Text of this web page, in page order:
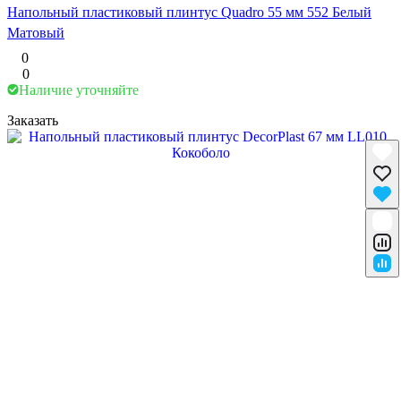
Напольный пластиковый плинтус Quadro 55 мм 552 Белый
Матовый
0
0
Наличие уточняйте
Заказать